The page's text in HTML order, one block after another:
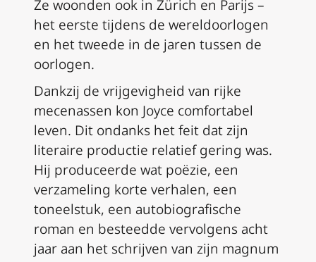
Ze woonden ook in Zürich en Parijs –
het eerste tijdens de wereldoorlogen
en het tweede in de jaren tussen de
oorlogen.
Dankzij de vrijgevigheid van rijke
mecenassen kon Joyce comfortabel
leven. Dit ondanks het feit dat zijn
literaire productie relatief gering was.
Hij produceerde wat poëzie, een
verzameling korte verhalen, een
toneelstuk, een autobiografische
roman en besteedde vervolgens acht
jaar aan het schrijven van zijn magnum